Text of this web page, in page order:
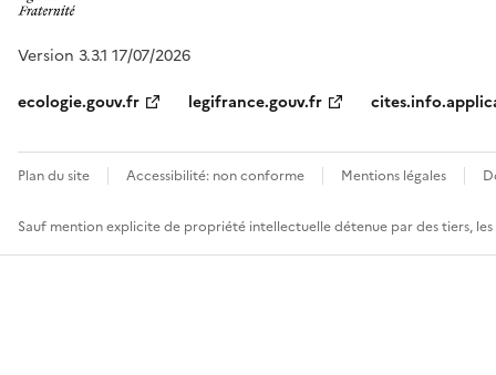
Version 3.3.1 17/07/2026
ecologie.gouv.fr
legifrance.gouv.fr
Plan du site Accessibilité: non conforme Mentions légales
Sauf mention explicite de propriété intellectuelle détenue par des tiers,